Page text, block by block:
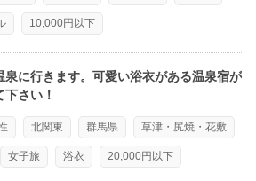
10,000円以下
泉に行きます。可愛い浴衣がある温泉宿が
さい！
北関東 群馬県 草津・尻焼・花敷
女子旅 浴衣 20,000円以下